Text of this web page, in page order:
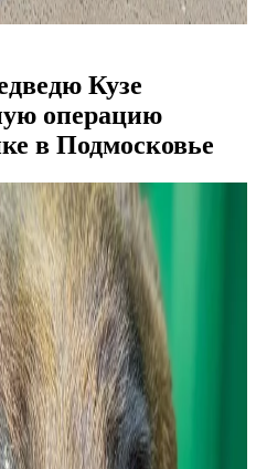
Кузе
операцию
в Подмосковье